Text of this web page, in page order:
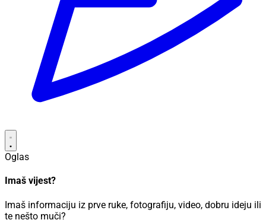
Oglas
Imaš vijest?
Imaš informaciju iz prve ruke, fotografiju, video, dobru ideju ili
te nešto muči?